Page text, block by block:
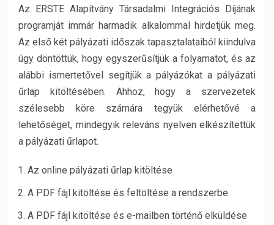
Az ERSTE Alapítvány Társadalmi Integrációs Díjának
programját immár harmadik alkalommal hirdetjük meg.
Az első két pályázati időszak tapasztalataiból kiindulva
úgy döntöttük, hogy egyszerűsítjük a folyamatot, és az
alábbi ismertetővel segítjük a pályázókat a pályázati
űrlap kitöltésében. Ahhoz, hogy a szervezetek
szélesebb köre számára tegyük elérhetővé a
lehetőséget, mindegyik releváns nyelven elkészítettük
a pályázati űrlapot.
Az online pályázati űrlap kitöltése
A PDF fájl kitöltése és feltöltése a rendszerbe
A PDF fájl kitöltése és e-mailben történő elküldése